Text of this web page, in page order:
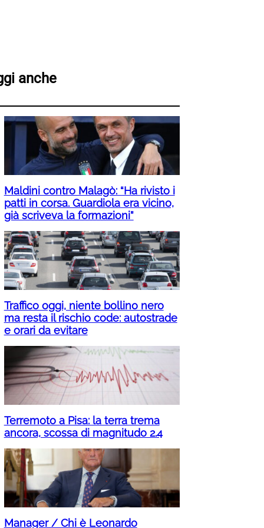
anche
Maldini contro Malagò: “Ha rivisto i
patti in corsa. Guardiola era vicino,
già scriveva la formazioni”
Traffico oggi, niente bollino nero
ma resta il rischio code: autostrade
e orari da evitare
Terremoto a Pisa: la terra trema
ancora, scossa di magnitudo 2.4
Manager / Chi è Leonardo